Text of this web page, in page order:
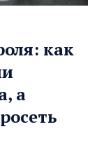
как
а